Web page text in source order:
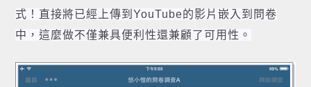
式！直接將已經上傳到YouTube的影片嵌入到問卷
中，這麼做不僅兼具便利性還兼顧了可用性。